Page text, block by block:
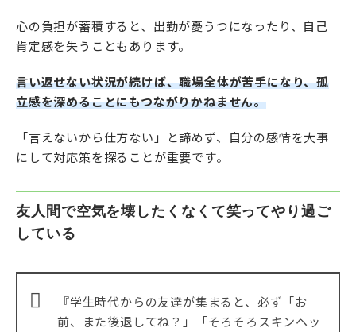
心の負担が蓄積すると、出勤が憂うつになったり、自己
肯定感を失うこともあります。
言い返せない状況が続けば、職場全体が苦手になり、孤
立感を深めることにもつながりかねません。
「言えないから仕方ない」と諦めず、自分の感情を大事
にして対応策を探ることが重要です。
友人間で空気を壊したくなくて笑ってやり過ご
している
『学生時代からの友達が集まると、必ず「お
前、また後退してね？」「そろそろスキンヘッ